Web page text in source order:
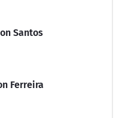
Santos
Ferreira